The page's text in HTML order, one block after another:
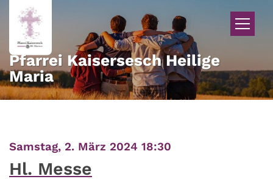
Zum Inhalt springen
Pfarrei Kaisersesch Heilige
Maria
Samstag, 2. März 2024 18:30
Hl. Messe